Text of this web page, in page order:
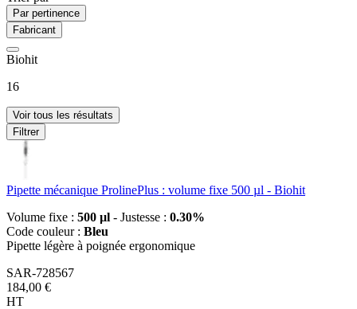
Par pertinence
Fabricant
Biohit
16
Voir tous les résultats
Filtrer
Pipette mécanique ProlinePlus : volume fixe 500 µl - Biohit
Volume fixe : 500 µl - Justesse : 0.30%
Code couleur : Bleu
Pipette légère à poignée ergonomique
SAR-728567
184,00 €
HT